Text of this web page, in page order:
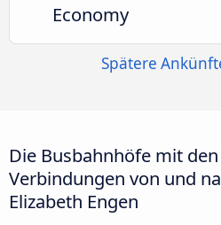
Economy
Spätere
Die Busbahnhöfe mit
Verbindungen von und
Elizabeth Engen